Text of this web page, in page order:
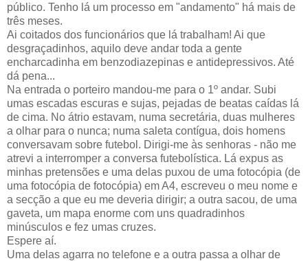
público. Tenho lá um processo em "andamento" há mais de
três meses.
Ai coitados dos funcionários que lá trabalham! Ai que
desgraçadinhos, aquilo deve andar toda a gente
encharcadinha em benzodiazepinas e antidepressivos. Até
dá pena...
Na entrada o porteiro mandou-me para o 1º andar. Subi
umas escadas escuras e sujas, pejadas de beatas caídas lá
de cima. No átrio estavam, numa secretária, duas mulheres
a olhar para o nunca; numa saleta contígua, dois homens
conversavam sobre futebol. Dirigi-me às senhoras - não me
atrevi a interromper a conversa futebolística. Lá expus as
minhas pretensões e uma delas puxou de uma fotocópia (de
uma fotocópia de fotocópia) em A4, escreveu o meu nome e
a secção a que eu me deveria dirigir; a outra sacou, de uma
gaveta, um mapa enorme com uns quadradinhos
minúsculos e fez umas cruzes.
Espere aí.
Uma delas agarra no telefone e a outra passa a olhar de